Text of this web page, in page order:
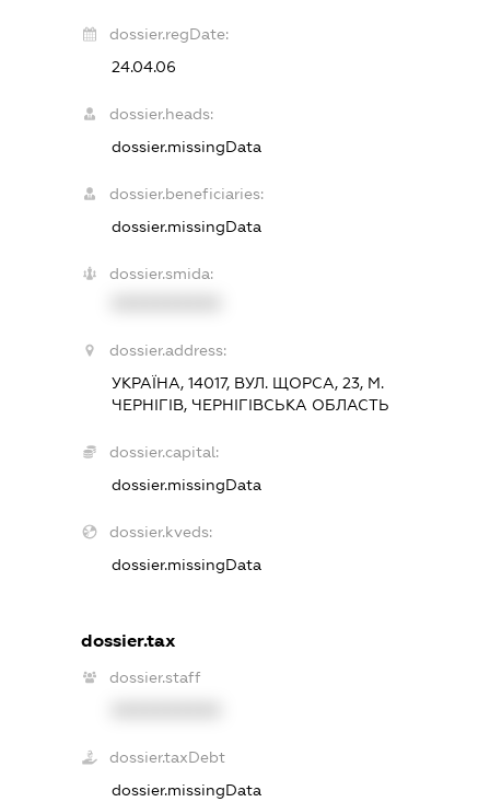
dossier.regDate:
24.04.06
dossier.heads:
dossier.missingData
dossier.beneficiaries:
dossier.missingData
dossier.smida:
dossier.address:
УКРАЇНА, 14017, ВУЛ. ЩОРСА, 23, М.
ЧЕРНІГІВ, ЧЕРНІГІВСЬКА ОБЛАСТЬ
dossier.capital:
dossier.missingData
dossier.kveds:
dossier.missingData
dossier.tax
dossier.staff
dossier.taxDebt
dossier.missingData